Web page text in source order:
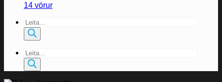
14 vörur
Products
search
Products
search